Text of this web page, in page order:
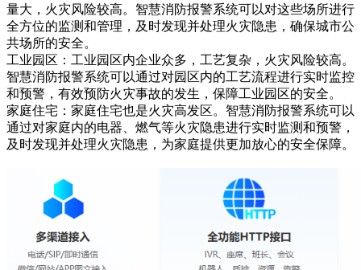
量大，火灾风险较高。智慧消防报警系统可以对这些场所进行
全方位的监测和管理，及时发现并处理火灾隐患，确保城市公
共场所的安全。
工业园区：工业园区内企业众多，工艺复杂，火灾风险较高。
智慧消防报警系统可以通过对园区内的工艺流程进行实时监控
和预警，有效预防火灾事故的发生，保障工业园区的安全。
家庭住宅：家庭住宅也是火灾高发区。智慧消防报警系统可以
通过对家庭内的电器、燃气等火灾隐患进行实时监测和预警，
及时发现并处理火灾隐患，为家庭提供更加放心的安全保障。